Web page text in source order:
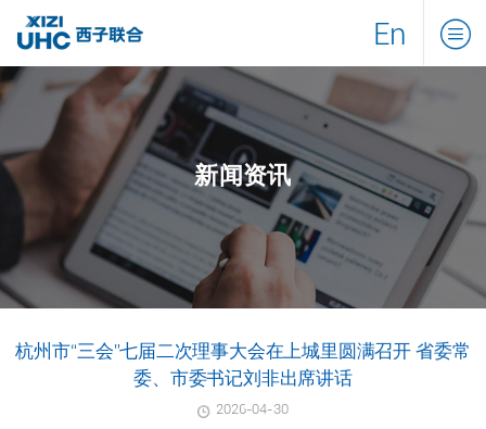
En
新闻资讯
杭州市“三会”七届二次理事大会在上城里圆满召开 省委常
委、市委书记刘非出席讲话
2026-04-30